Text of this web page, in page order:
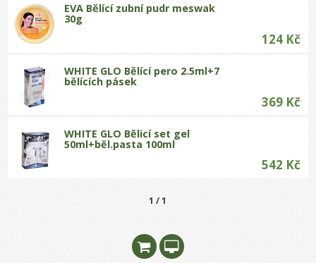
EVA Bělící zubní pudr meswak
30g
124 Kč
WHITE GLO Bělící pero 2.5ml+7
bělících pásek
369 Kč
WHITE GLO Bělicí set gel
50ml+běl.pasta 100ml
542 Kč
1 / 1